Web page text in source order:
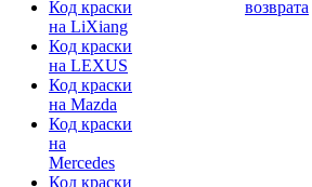
Код краски
на LiXiang
Код краски
на LEXUS
Код краски
на Mazda
Код краски
на
Mercedes
Код краски
возврата